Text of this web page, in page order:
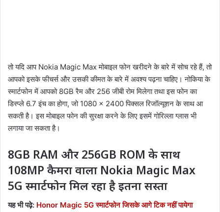
तो यदि आप Nokia Magic Max मोबाइल फोन खरीदने के बारे में सोच रहे हैं, तो
आपको इसके फीचर्स और उसकी कीमत के बारे में अवश्य पढ़ना चाहिए। नोकिया के
स्मार्टफोन में आपको 8GB रैम और 256 जीबी रोम मिलेगा तथा इस फोन का
डिस्प्ले 6.7 इंच का होगा, जो 1080 × 2400 पिक्सल रिजॉल्यूशन के साथ आ
सकती है। इस मोबाइल फोन की सुरक्षा करने के लिए इसमें गोरिल्ला ग्लास भी
लगाया जा सकता है।
8GB RAM और 256GB ROM के साथ
108MP कैमरा वाला Nokia Magic Max
5G स्मार्टफोन मिल रहा है इतना सस्ता
यह भी पढ़े: Honor Magic 5G स्मार्टफोन जिसके आगे टिक नहीं पायेगा